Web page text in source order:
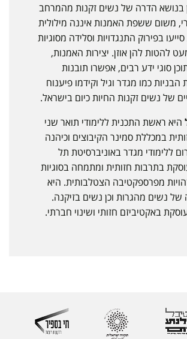
בנושא הדרה של נשים זקנות מהמרחב
משום ששפת האמנות איננה מילולית
סייעו בפירוק התנגדויות וסלידה מסוגיות
להטות להן אוזן. יצירות האמנות,
סוגי ידע רבים, אפשרו תובנות
כמו מגדר וגיל וקידמו פיענוח
של נשים זקנות החיות כיום בישראל.
היא ראשת התכנית ללימודי תואר שני
במכללת סמינר הקיבוצים וכיהנה
ללימודי מגדר באוניברסיטת תל
בתרבות חזותית ומתמחה בסוגיות
מפרספקטיבה הצטלבותית. היא
של נשים מהגרות וכן נשים בזיקנה.
באקטיביזם חזותי ושינוי חברתי.